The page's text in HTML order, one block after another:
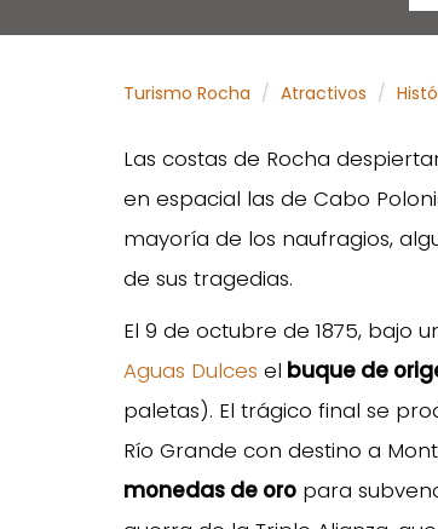
Turismo Rocha Atractivos
Las costas de Rocha
en espacial las de Cabo
mayoría de los naufragios,
de sus tragedias.
El 9 de octubre de 1875, bajo
Aguas Dulces el buque de
paletas). El trágico final se
Río Grande con destino a
monedas de oro para